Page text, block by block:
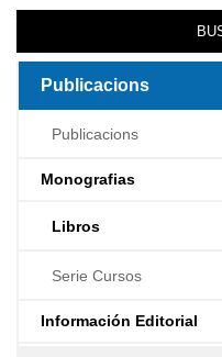
Publicacions
Publicacions
Monografias
Libros
Serie Cursos
Información Editorial